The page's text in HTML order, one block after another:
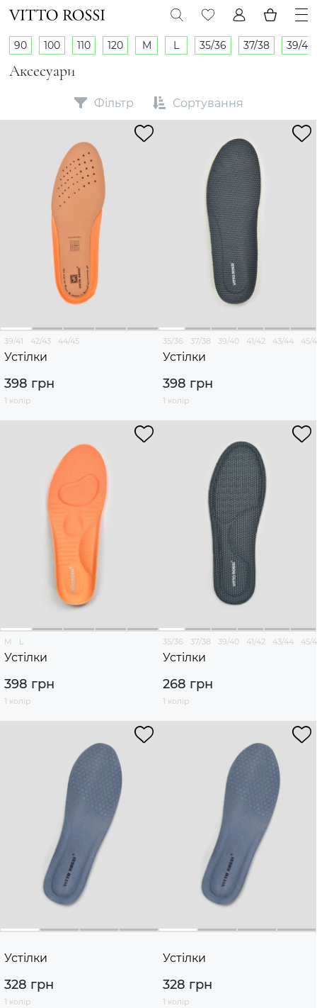
Аксесуари
90 100 110 120 M L 35/36 37/38 39/40
Фільтр Сортування
39/41 42/43 44/45
Устілки
398 грн
1 колір
35/36 37/38 39/40 41/42 43/44 45/
Устілки
398 грн
1 колір
M L
Устілки
398 грн
1 колір
35/36 37/38 39/40 41/42 43/44 45/
Устілки
268 грн
1 колір
Устілки
328 грн
1 колір
Устілки
328 грн
1 колір